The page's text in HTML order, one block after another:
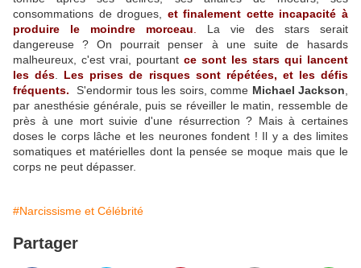
consommations de drogues, et finalement cette incapacité à
produire le moindre morceau
La vie des stars serait
dangereuse ? On pourrait penser à une suite de hasards
malheureux, c'est vrai, pourtant ce sont les stars qui lancent
les dés
Les prises de risques sont répétées, et les défis
fréquents. S'endormir tous les soirs, comme Michael Jackson
par anesthésie générale, puis se réveiller le matin, ressemble de
près à une mort suivie d'une résurrection ? Mais à certaines
doses le corps lâche et les neurones fondent ! Il y a des limites
somatiques et matérielles dont la pensée se moque mais que le
corps ne peut dépasser.
#Narcissisme et Célébrité
Partager